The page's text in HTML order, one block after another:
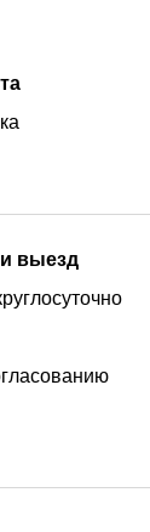
выезд